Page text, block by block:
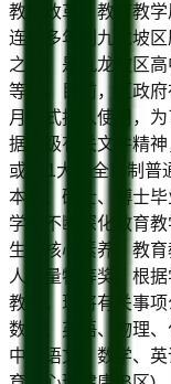
教学改革，教育教
连续多年创九龙坡
之首，是九龙坡区
等奖。目前，区政
月正式投入使用，
据上级有关文件精
或211大学全日制普
本科、硕士、博士
学校不断深化教育
生的核心素养，教
人质量特等奖。根
教师，现将有关事
数学、英语、物理
中：语文、数学、